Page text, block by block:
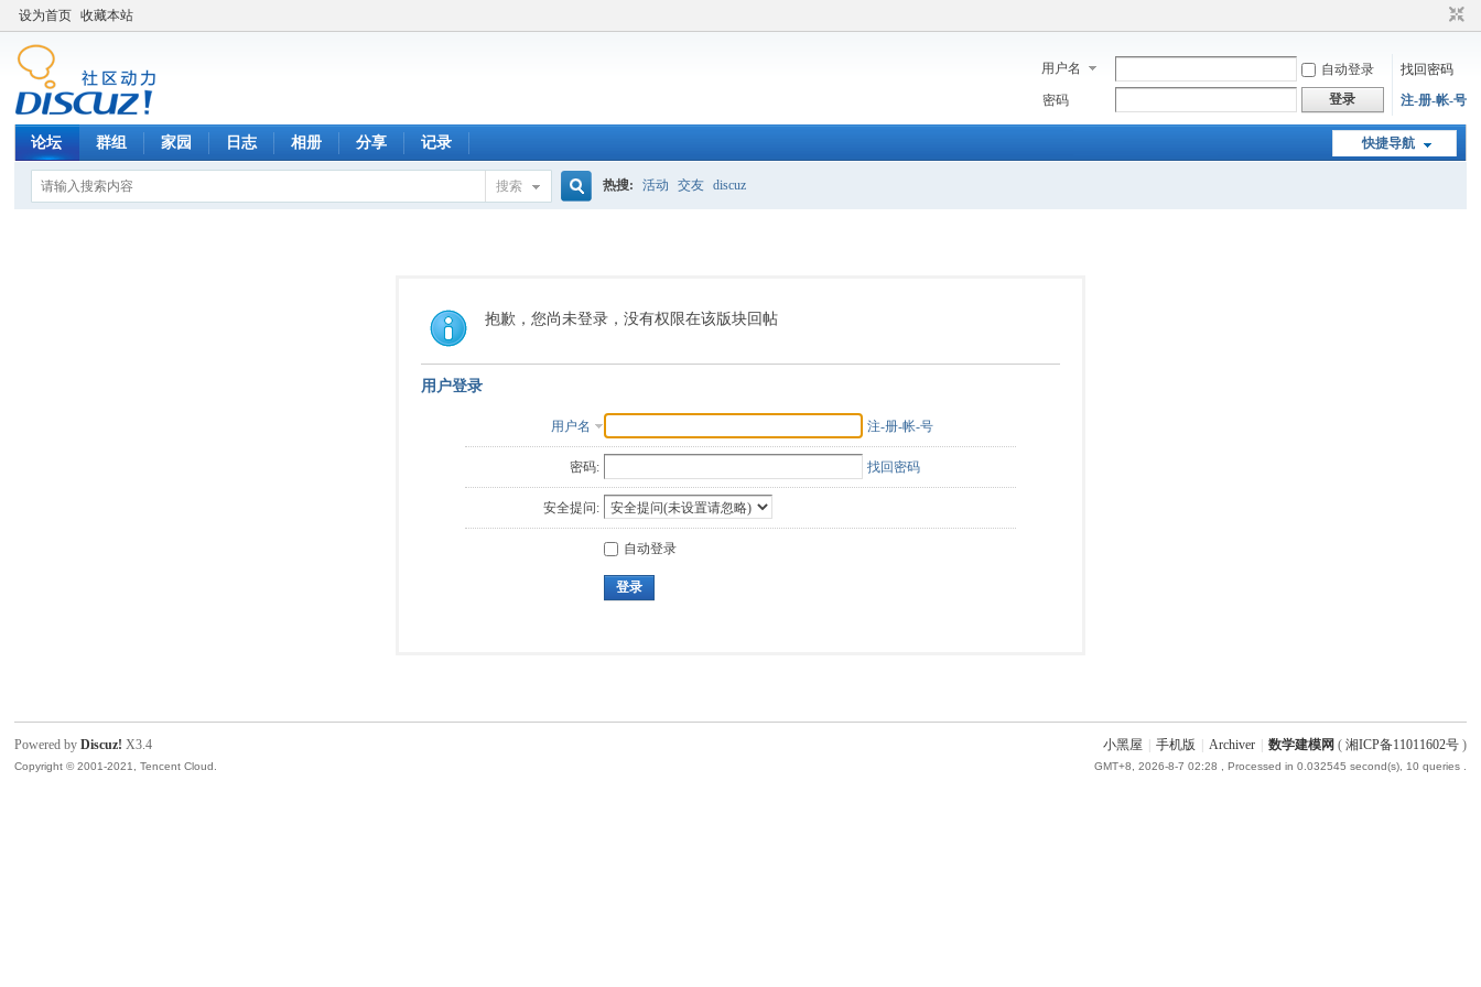
设为首页 收藏本站
用户名 自动登录
找回密码
密码
登录 注-册-帐-号
快捷导航
论坛 群组 家园 日志 相册 分享 记录
搜索
索
热搜: 活动 交友 discuz
抱歉，您尚未登录，没有权限在该版块回帖
用户登录
用户名 注-册-帐-号
密码: 找回密码
安全提问:
自动登录
登录
小黑屋 手机版 Archiver 数学建模网 ( 湘ICP备11011602号)
GMT+8, 2026-8-7 02:28 , Processed in 0.032545 second(s), 10 queries .
Powered byDiscuz! X3.4
Copyright © 2001-2021, Tencent Cloud.